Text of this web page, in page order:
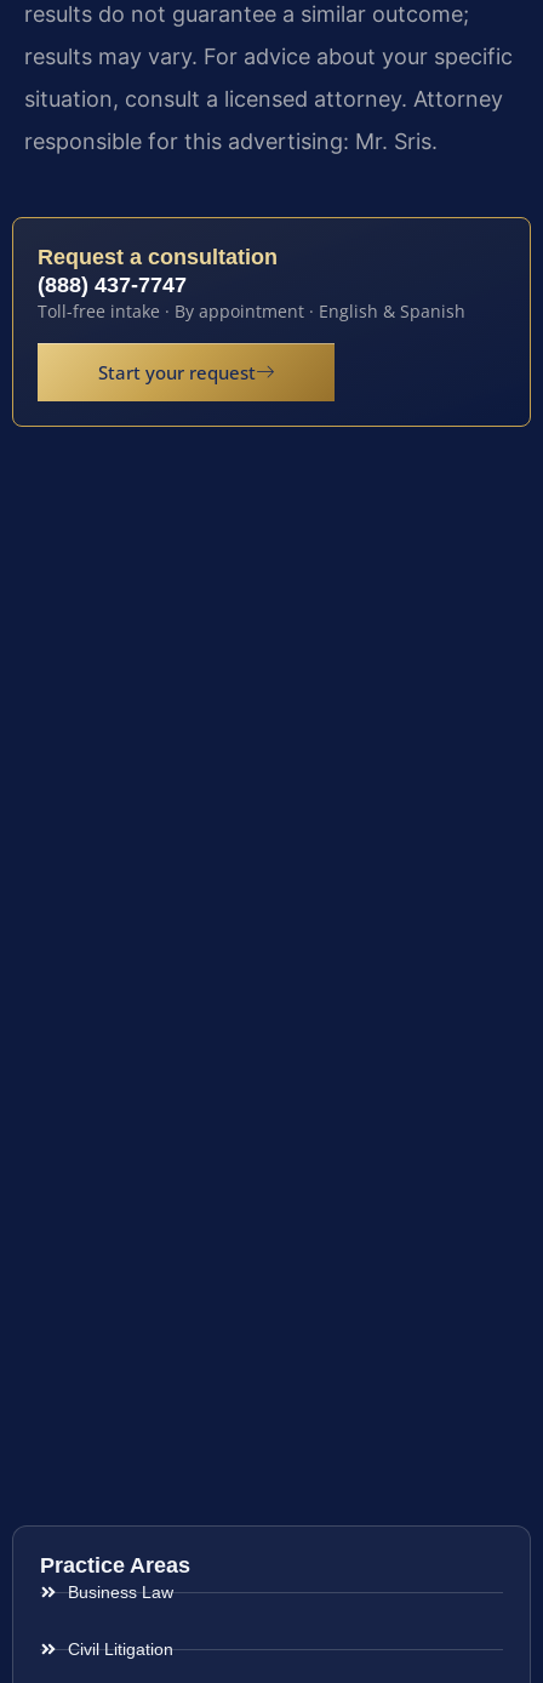
results do not guarantee a similar outcome;
results may vary. For advice about your specific
situation, consult a licensed attorney. Attorney
responsible for this advertising: Mr. Sris.
Request a consultation
(888) 437-7747
Toll-free intake · By appointment · English & Spanish
Start your request
Practice Areas
Business Law
Civil Litigation